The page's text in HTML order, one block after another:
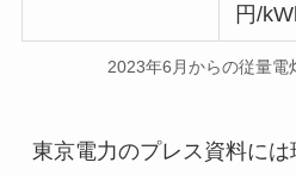
円/
2023年6月からの従量電
東京電力のプレス資料に